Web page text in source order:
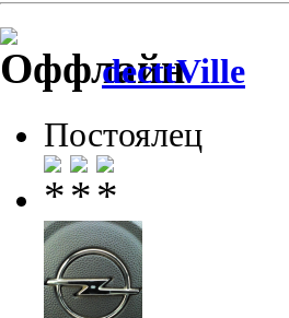
decttVille
Постоялец